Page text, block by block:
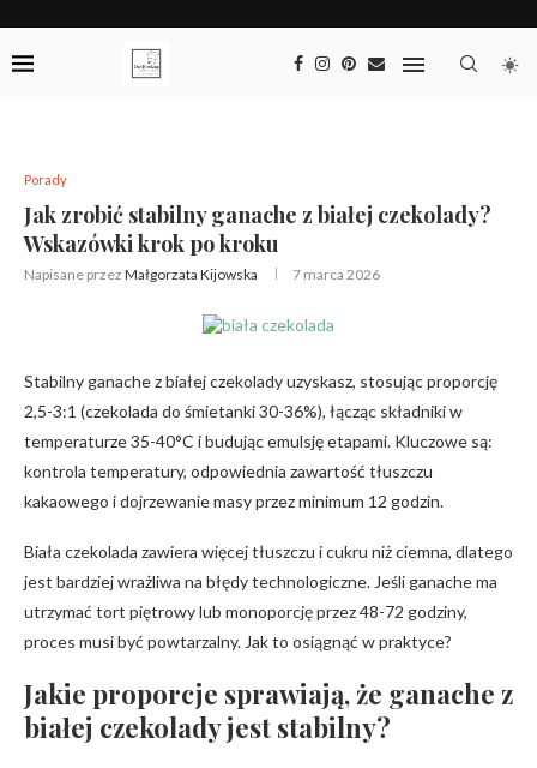
Porady
Jak zrobić stabilny ganache z białej czekolady?
Wskazówki krok po kroku
Napisane przez Małgorzata Kijowska 7 marca 2026
Stabilny ganache z białej czekolady uzyskasz, stosując proporcję
2,5-3:1 (czekolada do śmietanki 30-36%), łącząc składniki w
temperaturze 35-40°C i budując emulsję etapami. Kluczowe są:
kontrola temperatury, odpowiednia zawartość tłuszczu
kakaowego i dojrzewanie masy przez minimum 12 godzin.
Biała czekolada zawiera więcej tłuszczu i cukru niż ciemna, dlatego
jest bardziej wrażliwa na błędy technologiczne. Jeśli ganache ma
utrzymać tort piętrowy lub monoporcję przez 48-72 godziny,
proces musi być powtarzalny. Jak to osiągnąć w praktyce?
Jakie proporcje sprawiają, że ganache z
białej czekolady jest stabilny?